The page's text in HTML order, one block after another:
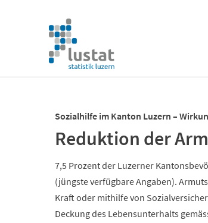
überspringen
Navigation
überspringen
Sozialhilfe im Kanton Luzern –
Reduktion der
7,5 Prozent der Luzerner
(jüngste verfügbare Angaben).
Kraft oder mithilfe von
Deckung des Lebensunterhalts